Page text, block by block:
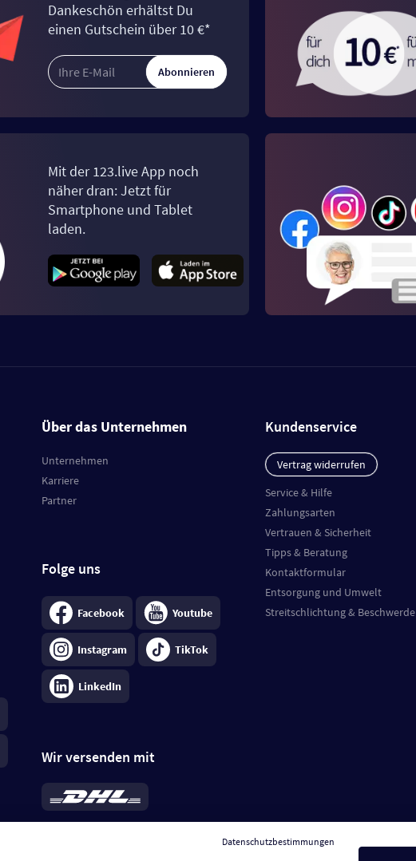
Dankeschön erhältst Du
einen Gutschein über 10 €*
Abonnieren
Mit der 123.live App noch
näher dran: Jetzt für
Smartphone und Tablet
laden.
Über das Unternehmen
Unternehmen
Karriere
Partner
Folge uns
Facebook Youtube
Instagram TikTok
LinkedIn
Wir versenden mit
*Standard 6,95 €; bei Kühlware zzgl. 0,99 €
je Bestellung, insgesamt 7,94 €. Lieferzeit3-
Kundenservice
Vertrag widerrufen
Service & Hilfe
Zahlungsarten
Vertrauen & Sicherheit
Tipps & Beratung
Kontaktformular
Entsorgung und Umwelt
Streitschlichtung & Beschwerde
Datenschutzbestimmungen